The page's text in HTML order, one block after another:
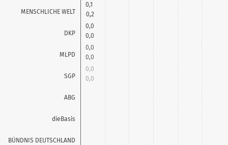
MENSCHLICHE WELT
DKP
MLPD
SGP
ABG
dieBasis
BÜNDNIS DEUTSCHLAND
0,2
0,0
0,0
0,0
0,1
0,0
0,0
0,0